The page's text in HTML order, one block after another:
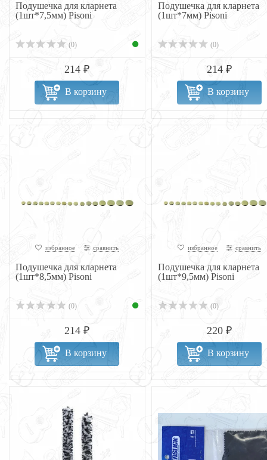
Подушечка для кларнета
(1шт*7,5мм) Pisoni
(0)
214 ₽
В корзину
Подушечка для кларнета
(1шт*7мм) Pisoni
(0)
214 ₽
В корзину
избранное сравнить
Подушечка для кларнета
(1шт*8,5мм) Pisoni
(0)
214 ₽
В корзину
избранное сравнить
Подушечка для кларнета
(1шт*9,5мм) Pisoni
(0)
220 ₽
В корзину